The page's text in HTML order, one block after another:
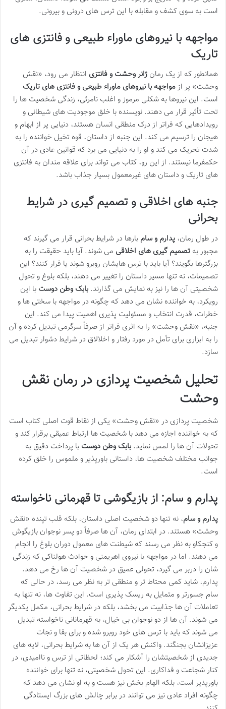
است به سوی کشف و مقابله با این ترس های درونی و بیرونی.
مواجهه با نیروهای ماوراء طبیعی و فانتزی های
تاریک
همانطور که از یک رمان ژانر وحشت و فانتزی انتظار می رود، «نقش
وحشت» پر ازمواجهه با نیروهای ماوراء طبیعی و فانتزی های تاریک
است. این نیروها به شکلی مرموز و اغلب نامرئی، زندگی شخصیت ها را
تحت تأثیر قرار می دهند. نویسنده با خلق موجودیت های شیطانی و
رویدادهایی که فراتر از درک منطقی انسان هستند، دنیایی پر از ابهام و
هیجان را ترسیم می کند. این جنبه از داستان، قوه تخیل خواننده را به
شدت تحریک می کند و او را به دنیایی می برد که قوانین عادی در آن
حکمفرما نیستند. از این رو، کتاب می تواند برای علاقه مندان به فانتزی
های تاریک و داستان های غیرمعمول بسیار جذاب باشد.
جنبه های اخلاقی و تصمیم گیری در شرایط
بحرانی
در طول رمان، پدارم و سام بارها در شرایط بحرانی قرار می گیرند که
مجبور به تصمیم گیری های اخلاقی می شوند. آیا باید حقیقت را به
بزرگترها بگویند؟ آیا باید با ترس هایشان روبرو شوند یا فرار کنند؟ این
تصمیمات، نه تنها مسیر داستان را تغییر می دهند، بلکه بلوغ و تحول
شخصیتی آن ها را نیز به نمایش می گذارند. بابک وطن دوست با این
رویکرد، به خواننده نشان می دهد که چگونه در مواجهه با سختی ها و
خطرات، قدرت انتخاب و مسئولیت پذیری اهمیت پیدا می کند. این
جنبه، «نقش وحشت» را به اثری فراتر از صرفاً سرگرمی تبدیل کرده و آن
را به ابزاری برای تأمل در مورد رفتار و اخلالاق در شرایط دشوار تبدیل می
سازد.
تحلیل شخصیت پردازی در رمان نقش
وحشت
شخصیت پردازی در «نقش وحشت» یکی از نقاط قوت اصلی کتاب است
که به خواننده اجازه می دهد با شخصیت ها ارتباط عمیقی برقرار کند و
تحولات آن ها را لمس نماید. بابک وطن دوست با پرداخت دقیق به
جوانب مختلف شخصیت ها، داستانی باورپذیر و ملموس را خلق کرده
است.
پدارم و سام: از بازیگوشی تا قهرمانی ناخواسته
پدارم و سام، نه تنها دو شخصیت اصلی داستان، بلکه قلب تپنده «نقش
وحشت» هستند. در ابتدای رمان، آن ها صرفاً دو پسر نوجوان بازیگوش
و کنجکاو به نظر می رسند که شیطنت های معمول دوران بلوغ را انجام
می دهند. اما در مواجهه با نیروی اهریمنی و حوادث هولناکی که زندگی
شان را دربر می گیرد، تحولی عمیق در شخصیت آن ها رخ می دهد.
پدارم، شاید کمی محتاط تر و منطقی تر به نظر می رسد، در حالی که
سام جسورتر و متمایل به ریسک پذیری است. این تفاوت ها، نه تنها به
تعاملات آن ها جذابیت می بخشد، بلکه در شرایط بحرانی، مکمل یکدیگر
می شوند. آن ها از دو نوجوان بی خیال، به قهرمانانی ناخواسته تبدیل
می شوند که باید با ترس های خود روبرو شده و برای بقا و نجات
عزیزانشان بجنگند. واکنش هر یک از آن ها به شرایط بحرانی، لایه های
جدیدی از شخصیتشان را آشکار می کند؛ لحظاتی از ترس و ناامیدی، در
کنار شجاعت و فداکاری. این تحول شخصیتی، نه تنها برای خواننده
باورپذیر است، بلکه الهام بخش نیز هست و به او نشان می دهد که
چگونه افراد عادی نیز می توانند در برابر چالش های بزرگ ایستادگی